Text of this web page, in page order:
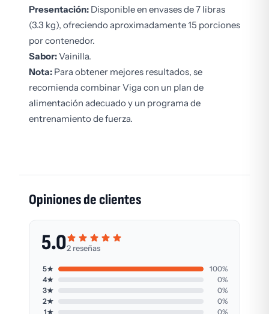
Presentación: Disponible en envases de 7 libras
(3.3 kg), ofreciendo aproximadamente 15 porciones
por contenedor.
Sabor:Vainilla.
Nota: Para obtener mejores resultados, se
recomienda combinar Viga con un plan de
alimentación adecuado y un programa de
entrenamiento de fuerza.
Opiniones de clientes
5.02 reseñas
5★
100%
4★
0%
3★
0%
2★
0%
1★
0%